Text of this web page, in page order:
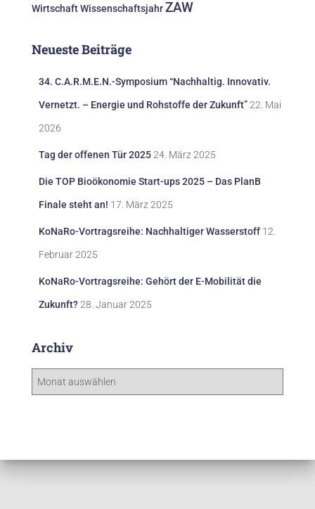
WirtschaftWissenschaftsjahrZAW
Neueste Beiträge
34. C.A.R.M.E.N.-Symposium “Nachhaltig. Innovativ.
Vernetzt. – Energie und Rohstoffe der Zukunft”22. Mai
2026
Tag der offenen Tür 202524. März 2025
Die TOP Bioökonomie Start-ups 2025 – Das PlanB
Finale steht an! 17. März 2025
KoNaRo-Vortragsreihe: Nachhaltiger Wasserstoff 12.
Februar 2025
KoNaRo-Vortragsreihe: Gehört der E-Mobilität die
Zukunft?28. Januar 2025
Archiv